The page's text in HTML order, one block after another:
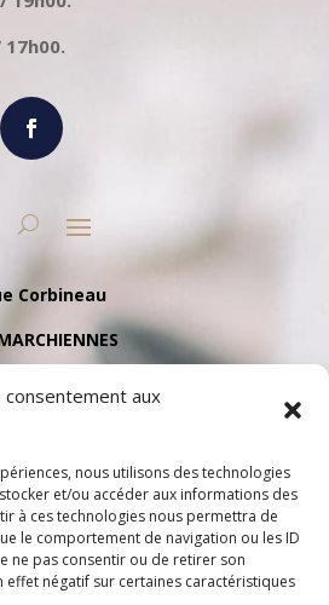
consentement aux
nous utilisons des technologies
et/ou accéder aux informations des
à ces technologies nous permettra de
le comportement de navigation ou les ID
ne pas consentir ou de retirer son
effet négatif sur certaines caractéristiques
Corbineau
27 91 35 79